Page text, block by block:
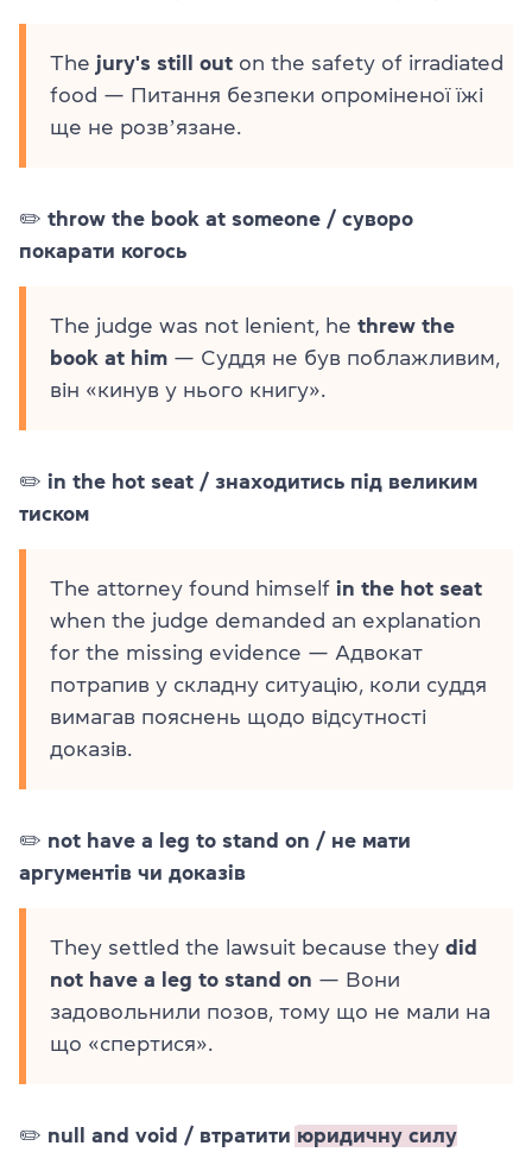
The jury's still out on the safety of irradiated
food — Питання безпеки опроміненої їжі
ще не розвʼязане.
✏️ throw the book at someone / суворо
покарати когось
The judge was not lenient, he threw the
book at him — Суддя не був поблажливим,
він «кинув у нього книгу».
✏️ in the hot seat / знаходитись під великим
тиском
The attorney found himself in the hot seat
when the judge demanded an explanation
for the missing evidence — Адвокат
потрапив у складну ситуацію, коли суддя
вимагав пояснень щодо відсутності
доказів.
✏️ not have a leg to stand on / не мати
аргументів чи доказів
They settled the lawsuit because they did
not have a leg to stand on — Вони
задовольнили позов, тому що не мали на
що «спертися».
✏️ null and void / втратити юридичну силу